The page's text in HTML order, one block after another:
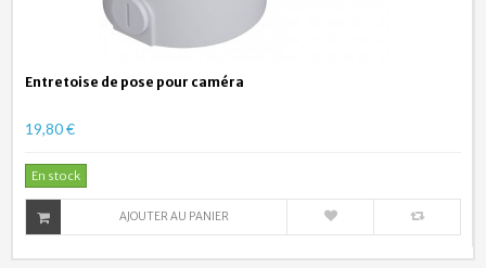
Entretoise de pose pour caméra
19,80 €
En stock
AJOUTER AU PANIER